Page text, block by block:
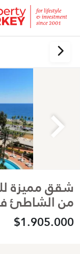
شقق مميزة
من الشاطئ
$1.905.000